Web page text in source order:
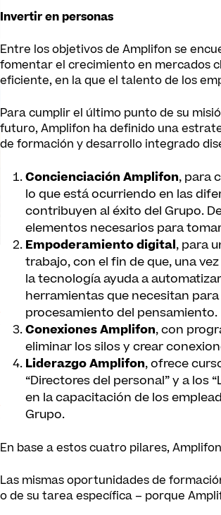
Invertir en personas
Entre los objetivos de Amplifon se
fomentar el crecimiento en mercados
eficiente, en la que el talento de los
Para cumplir el último punto de su
futuro, Amplifon ha definido una
de formación y desarrollo integrado
Concienciación Amplifon, para
lo que está ocurriendo en las
contribuyen al éxito del Grupo.
elementos necesarios para
Empoderamiento digital, para
trabajo, con el fin de que, una
la tecnología ayuda a
herramientas que necesitan
procesamiento del pensamiento.
Conexiones Amplifon, con
eliminar los silos y crear
Liderazgo Amplifon, ofrece
“Directores del personal” y a los
en la capacitación de los
Grupo.
En base a estos cuatro pilares,
Las mismas oportunidades de
o de su tarea específica – porque